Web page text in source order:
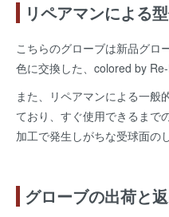
リペアマンによる
こちらのグローブは新品グロ
色に交換した、colored by
また、リペアマンによる一般
ており、すぐ使用できるまで
加工で発生しがちな受球面の
グローブの出荷と